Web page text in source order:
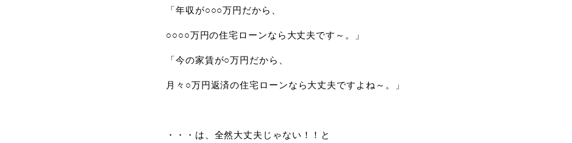
「年収が○○○万円だから、
○○○○万円の住宅ローンなら大丈夫です～。」
「今の家賃が○万円だから、
月々○万円返済の住宅ローンなら大丈夫ですよね～。」
・・・は、全然大丈夫じゃない！！と